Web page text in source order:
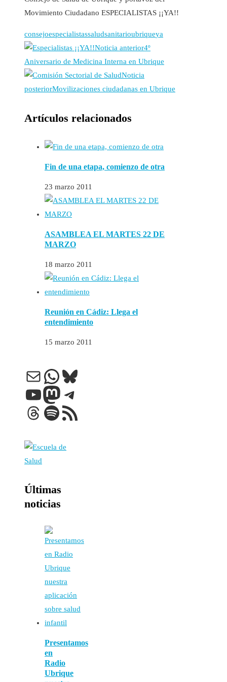
Movimiento Ciudadano ESPECIALISTAS ¡¡YA!!
consejoespecialistassaludsanitarioubriqueya
Noticia anterior4º
Aniversario de Medicina Interna en Ubrique
Noticia
posteriorMovilizaciones ciudadanas en Ubrique
Artículos relacionados
Fin de una etapa, comienzo de otra
23 marzo 2011
ASAMBLEA EL MARTES 22 DE
MARZO
18 marzo 2011
Reunión en Cádiz: Llega el
entendimiento
15 marzo 2011
Correo electrónico
WhatsApp
Bluesky
YouTube
Mastodon
Telegram
Threads
Spotify
Feed RSS
Últimas
noticias
Presentamos
en
Radio
Ubrique